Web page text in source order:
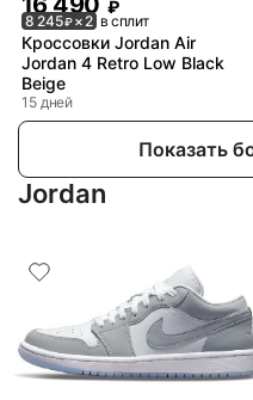
₽
8 245₽× 2 в сплит
Кроссовки Jordan Air
Jordan 4 Retro Low Black
Beige
15 дней
Показать
Jordan